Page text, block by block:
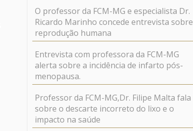
O professor da FCM-MG e especialista Dr.
Ricardo Marinho concede entrevista sobre
reprodução humana
Entrevista com professora da FCM-MG
alerta sobre a incidência de infarto pós-
menopausa.
Professor da FCM-MG,Dr. Filipe Malta fala
sobre o descarte incorreto do lixo e o
impacto na saúde